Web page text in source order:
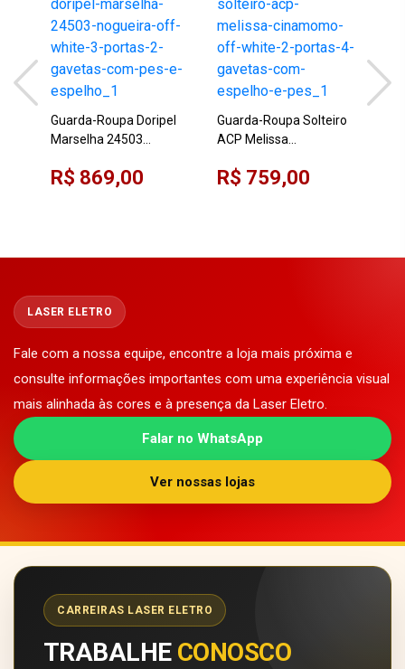
Guarda-Roupa Doripel
Marselha 24503
Portas 2 Gavetas com
R$ 869,00
Guarda-Roupa Solteiro
ACP Melissa
Portas 4 Gavetas com
R$ 759,00
LASER ELETRO
Fale com a nossa equipe, encontre a loja mais próxima e
consulte informações importantes com uma experiência visual
mais alinhada às cores e à presença da Laser Eletro.
Falar no WhatsApp
Ver nossas lojas
CARREIRAS LASER ELETRO
TRABALHE CONOSCO